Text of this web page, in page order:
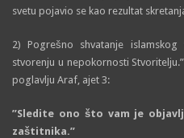
svetu pojavio se kao rezultat
2) Pogrešno shvatanje
stvorenju u nepokornosti
poglavlju Araf, ajet 3:
”Sledite ono što vam je
zaštitnika.”